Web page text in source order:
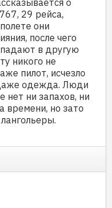
о
29 рейса,
они
после чего
в другую
никого не
пилот, исчезло
одежда. Люди
нет ни запахов, ни
времени, но зато